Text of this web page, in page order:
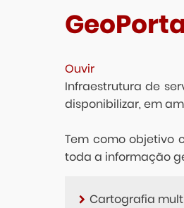
Ouvir
Infraestrutura de
disponibilizar, em
Tem como objetivo
toda a informação
Cartografia